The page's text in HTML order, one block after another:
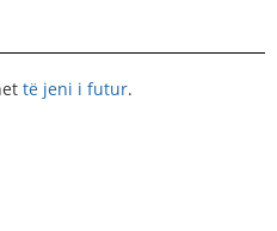
të jeni i futur.